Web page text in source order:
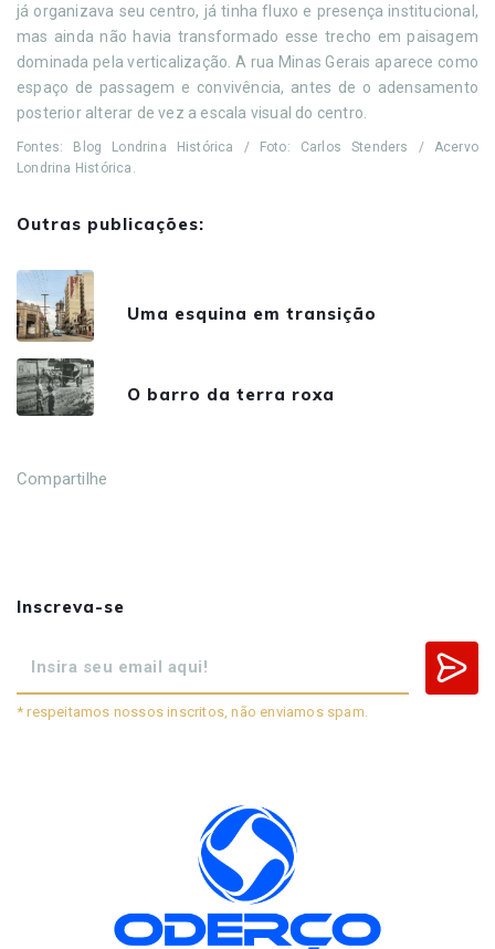
já organizava seu centro, já tinha fluxo e presença institucional,
mas ainda não havia transformado esse trecho em paisagem
dominada pela verticalização. A rua Minas Gerais aparece como
espaço de passagem e convivência, antes de o adensamento
posterior alterar de vez a escala visual do centro.
Fontes: Blog Londrina Histórica / Foto: Carlos Stenders / Acervo
Londrina Histórica.
Outras publicações:
Uma esquina em transição
O barro da terra roxa
Compartilhe
Inscreva-se
* respeitamos nossos inscritos, não enviamos spam.